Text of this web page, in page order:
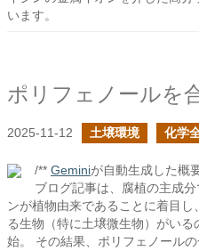
います。
ポリフェノールを
2025-11-12 土壌環境 化学
/** Geminiが自動生成した概
ブログ記事は、腐植の主成
ンが植物由来であることに着目
る生物（特に土壌微生物）がい
始。 その結果、ポリフェノール